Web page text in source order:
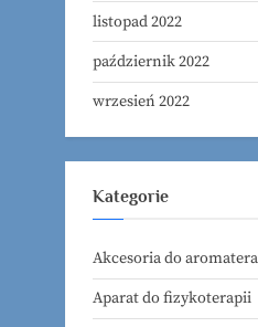
listopad 2022
październik 2022
wrzesień 2022
Kategorie
Akcesoria do
Aparat do fizykoterapii